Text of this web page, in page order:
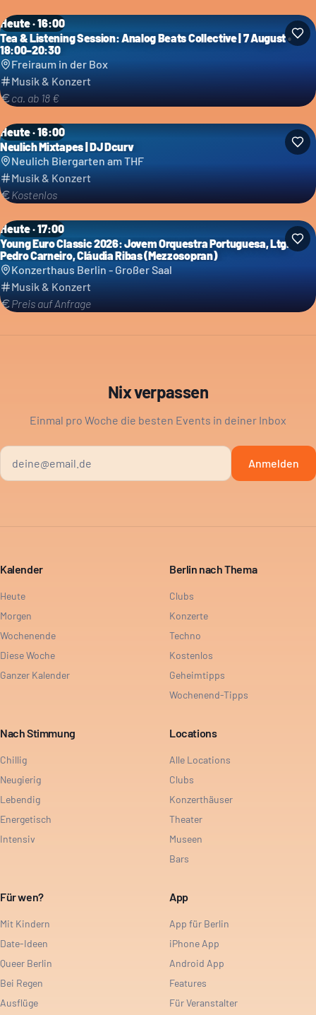
Heute · 16:00
Tea & Listening Session: Analog Beats Collective | 7 August •
18:00–20:30
Freiraum in der Box
Musik & Konzert
ca. ab 18 €
Heute · 16:00
Neulich Mixtapes | DJ Dcurv
Neulich Biergarten am THF
Musik & Konzert
Kostenlos
Heute · 17:00
Young Euro Classic 2026: Jovem Orquestra Portuguesa, Ltg.
Pedro Carneiro, Cláudia Ribas (Mezzosopran)
Konzerthaus Berlin - Großer Saal
Musik & Konzert
Preis auf Anfrage
Nix verpassen
Einmal pro Woche die besten Events in deiner Inbox
Anmelden
Kalender
Heute
Morgen
Wochenende
Diese Woche
Ganzer Kalender
Berlin nach Thema
Clubs
Konzerte
Techno
Kostenlos
Geheimtipps
Wochenend-Tipps
Nach Stimmung
Chillig
Neugierig
Lebendig
Energetisch
Intensiv
Locations
Alle Locations
Clubs
Konzerthäuser
Theater
Museen
Bars
Für wen?
Mit Kindern
Date-Ideen
Queer Berlin
Bei Regen
Ausflüge
App
App für Berlin
iPhone App
Android App
Features
Für Veranstalter